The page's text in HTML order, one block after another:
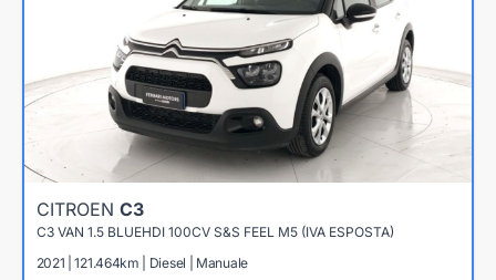
CITROEN C3
C3 VAN 1.5 BLUEHDI 100CV S&S FEEL M5 (IVA ESPOSTA)
2021 | 121.464km | Diesel | Manuale